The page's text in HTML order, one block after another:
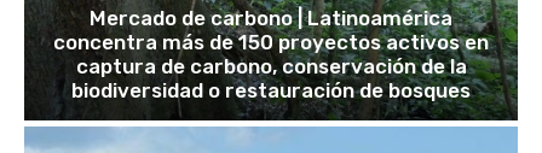
Mercado de carbono | Latinoamérica
concentra más de 150 proyectos activos en
captura de carbono, conservación de la
biodiversidad o restauración de bosques